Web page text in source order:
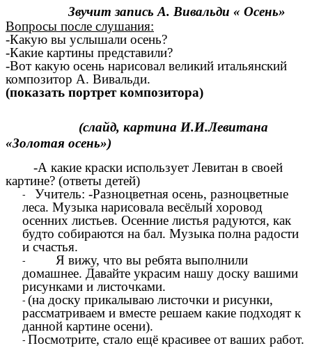
Звучит запись А. Вивальди « Осень»
Вопросы после слушания:
-Какую вы услышали осень?
-Какие картины представили?
-Вот какую осень нарисовал великий итальянский
композитор А. Вивальди.
(показать портрет композитора)
(слайд, картина И.И.Левитана
«Золотая осень»)
-А какие краски использует Левитан в своей
картине? (ответы детей)
Учитель: -Разноцветная осень, разноцветные
леса. Музыка нарисовала весёлый хоровод
осенних листьев. Осенние листья радуются, как
будто собираются на бал. Музыка полна радости
и счастья.
Я вижу, что вы ребята выполнили
домашнее. Давайте украсим нашу доску вашими
рисунками и листочками.
(на доску прикалываю листочки и рисунки,
рассматриваем и вместе решаем какие подходят к
данной картине осени).
Посмотрите, стало ещё красивее от ваших работ.